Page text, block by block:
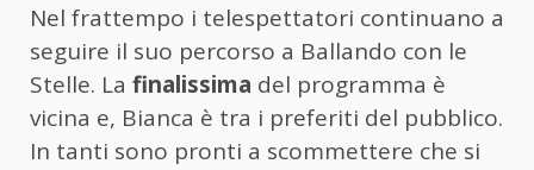
Nel frattempo i telespettatori continuano a
seguire il suo percorso a Ballando con le
Stelle. La finalissima del programma è
vicina e, Bianca è tra i preferiti del pubblico.
In tanti sono pronti a scommettere che si